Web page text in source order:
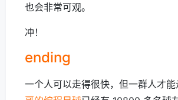
也会非常可观。
冲！
ending
一个人可以走得很快，但一群人才能